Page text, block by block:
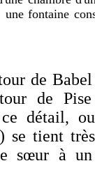
fontaine
de Babel
de
détail,
se tient
sœur à